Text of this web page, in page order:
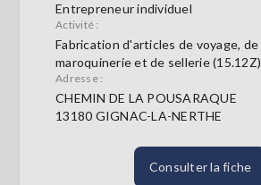
Entrepreneur individuel
Activité :
Fabrication d'articles de voyage, de
maroquinerie et de sellerie (15.12Z)
Adresse :
CHEMIN DE LA POUSARAQUE
13180 GIGNAC-LA-NERTHE
Consulter la fiche